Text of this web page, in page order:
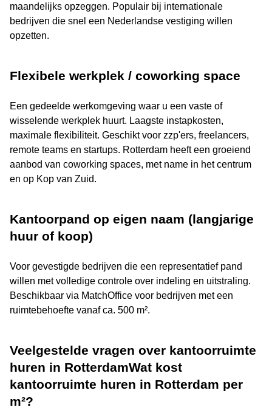
maandelijks opzeggen. Populair bij internationale
bedrijven die snel een Nederlandse vestiging willen
opzetten.
Flexibele werkplek / coworking space
Een gedeelde werkomgeving waar u een vaste of
wisselende werkplek huurt. Laagste instapkosten,
maximale flexibiliteit. Geschikt voor zzp'ers, freelancers,
remote teams en startups. Rotterdam heeft een groeiend
aanbod van coworking spaces, met name in het centrum
en op Kop van Zuid.
Kantoorpand op eigen naam (langjarige
huur of koop)
Voor gevestigde bedrijven die een representatief pand
willen met volledige controle over indeling en uitstraling.
Beschikbaar via MatchOffice voor bedrijven met een
ruimtebehoefte vanaf ca. 500 m².
Veelgestelde vragen over kantoorruimte
huren in RotterdamWat kost
kantoorruimte huren in Rotterdam per
m²?